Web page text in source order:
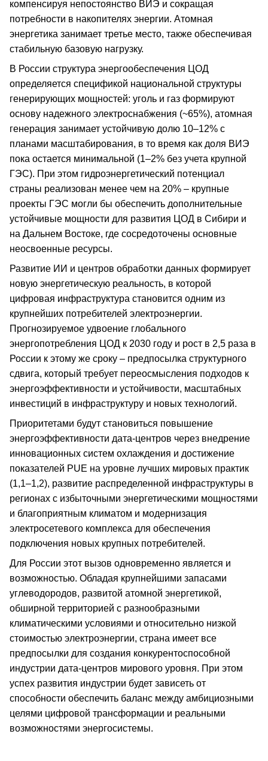
компенсируя непостоянство ВИЭ и сокращая
потребности в накопителях энергии. Атомная
энергетика занимает третье место, также обеспечивая
стабильную базовую нагрузку.
В России структура энергообеспечения ЦОД
определяется спецификой национальной структуры
генерирующих мощностей: уголь и газ формируют
основу надежного электроснабжения (~65%), атомная
генерация занимает устойчивую долю 10–12% с
планами масштабирования, в то время как доля ВИЭ
пока остается минимальной (1–2% без учета крупной
ГЭС). При этом гидроэнергетический потенциал
страны реализован менее чем на 20% – крупные
проекты ГЭС могли бы обеспечить дополнительные
устойчивые мощности для развития ЦОД в Сибири и
на Дальнем Востоке, где сосредоточены основные
неосвоенные ресурсы.
Развитие ИИ и центров обработки данных формирует
новую энергетическую реальность, в которой
цифровая инфраструктура становится одним из
крупнейших потребителей электроэнергии.
Прогнозируемое удвоение глобального
энергопотребления ЦОД к 2030 году и рост в 2,5 раза в
России к этому же сроку – предпосылка структурного
сдвига, который требует переосмысления подходов к
энергоэффективности и устойчивости, масштабных
инвестиций в инфраструктуру и новых технологий.
Приоритетами будут становиться повышение
энергоэффективности дата-центров через внедрение
инновационных систем охлаждения и достижение
показателей PUE на уровне лучших мировых практик
(1,1–1,2), развитие распределенной инфраструктуры в
регионах с избыточными энергетическими мощностями
и благоприятным климатом и модернизация
электросетевого комплекса для обеспечения
подключения новых крупных потребителей.
Для России этот вызов одновременно является и
возможностью. Обладая крупнейшими запасами
углеводородов, развитой атомной энергетикой,
обширной территорией с разнообразными
климатическими условиями и относительно низкой
стоимостью электроэнергии, страна имеет все
предпосылки для создания конкурентоспособной
индустрии дата-центров мирового уровня. При этом
успех развития индустрии будет зависеть от
способности обеспечить баланс между амбициозными
целями цифровой трансформации и реальными
возможностями энергосистемы.